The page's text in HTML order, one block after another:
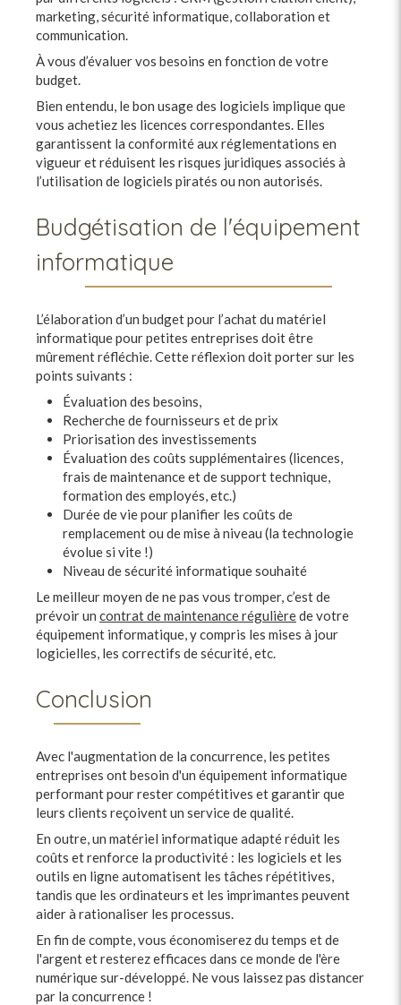
marketing, sécurité informatique, collaboration et
communication.
À vous d’évaluer vos besoins en fonction de votre
budget.
Bien entendu, le bon usage des logiciels implique que
vous achetiez les licences correspondantes. Elles
garantissent la conformité aux réglementations en
vigueur et réduisent les risques juridiques associés à
l’utilisation de logiciels piratés ou non autorisés.
Budgétisation de l'équipement
informatique
L’élaboration d’un budget pour l’achat du matériel
informatique pour petites entreprises doit être
mûrement réfléchie. Cette réflexion doit porter sur les
points suivants :
Évaluation des besoins,
Recherche de fournisseurs et de prix
Priorisation des investissements
Évaluation des coûts supplémentaires (licences,
frais de maintenance et de support technique,
formation des employés, etc.)
Durée de vie pour planifier les coûts de
remplacement ou de mise à niveau (la technologie
évolue si vite !)
Niveau de sécurité informatique souhaité
Le meilleur moyen de ne pas vous tromper, c’est de
prévoir un contrat de maintenance régulièrede votre
équipement informatique, y compris les mises à jour
logicielles, les correctifs de sécurité, etc.
Conclusion
Avec l'augmentation de la concurrence, les petites
entreprises ont besoin d'un équipement informatique
performant pour rester compétitives et garantir que
leurs clients reçoivent un service de qualité.
En outre, un matériel informatique adapté réduit les
coûts et renforce la productivité : les logiciels et les
outils en ligne automatisent les tâches répétitives,
tandis que les ordinateurs et les imprimantes peuvent
aider à rationaliser les processus.
En fin de compte, vous économiserez du temps et de
l'argent et resterez efficaces dans ce monde de l'ère
numérique sur-développé. Ne vous laissez pas distancer
par la concurrence !